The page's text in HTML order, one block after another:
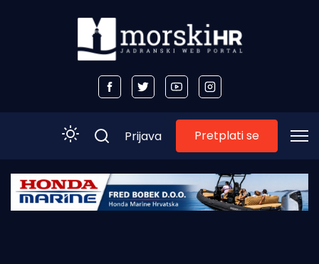
Početna
Prijava Pretplati se